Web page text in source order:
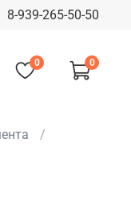
8-939-265-50-50
0 0